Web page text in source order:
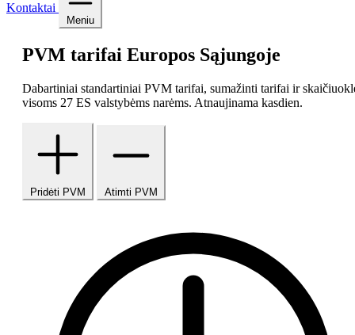
Kontaktai
Meniu
PVM tarifai Europos Sąjungoje
Dabartiniai standartiniai PVM tarifai, sumažinti tarifai ir
visoms 27 ES valstybėms narėms. Atnaujinama kasdien.
Pridėti PVM Atimti PVM